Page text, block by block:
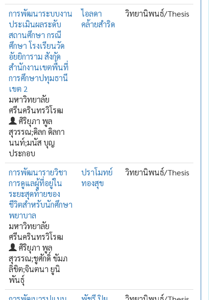
การพัฒนาระบบงาน
ประเมินผลระดับ
สถานศึกษา กรณี
ศึกษา โรงเรียนวัด
อัยยิการาม สังกัด
สำนักงานเขตพื้นที่
การศึกษาปทุมธานี
เขต 2
มหาวิทยาลัย
ศรีนครินทรวิโรฒ
ศิริยุภา พูล
สุวรรณ;ดิลก ดิลกา
นนท์;มนัส บุญ
ประกอบ
ไอลดา
คล้ายสำริด
วิทยานิพนธ์/Thesis
การพัฒนารายวิชา
การดูแลผู้ที่อยู่ใน
ระยะสุดท้ายของ
ชีวิตสำหรับนักศึกษา
พยาบาล
มหาวิทยาลัย
ศรีนครินทรวิโรฒ
ศิริยุภา พูล
สุวรรณ;ชูศักดิ์ ขัมภ
ลิขิต;จินตนา ยูนิ
พันธุ์
ปราโมทย์
ทองสุข
วิทยานิพนธ์/Thesis